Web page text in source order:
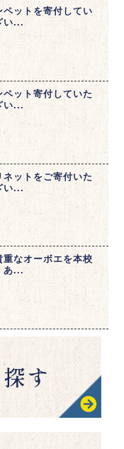
ペットを寄付してい
い...
ペット寄付していた
い...
ネットをご寄付いた
い...
重なオーボエを本校
あ...